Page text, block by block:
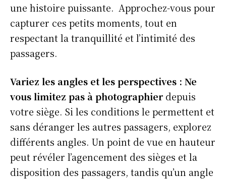
une histoire puissante. Approchez-vous pour
capturer ces petits moments, tout en
respectant la tranquillité et l’intimité des
passagers.
Variez les angles et les perspectives : Ne
vous limitez pas à photographier depuis
votre siège. Si les conditions le permettent et
sans déranger les autres passagers, explorez
différents angles. Un point de vue en hauteur
peut révéler l’agencement des sièges et la
disposition des passagers, tandis qu’un angle